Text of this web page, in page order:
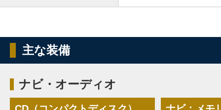
主な装備
ナビ・オーディオ